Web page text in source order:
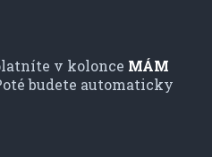
v kolonce MÁM
budete automaticky